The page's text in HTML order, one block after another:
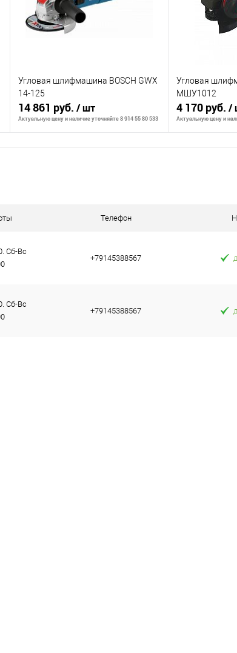
В избранное
В избранное
Угловая шлифмашина BOSCH GWX
14-125
14 861 руб. / шт
Актуальную цену и наличие уточняйте 8 914 55 80 533
В наличии
Угловая
МШУ1012
4 170 руб. /
Актуальную цену и
В избранное
Телефон
Сб-Вс
+79145388567
Сб-Вс
+79145388567